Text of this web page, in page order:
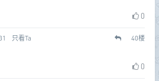
0
只看Ta 40楼
0